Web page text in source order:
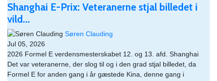
Shanghai E-Prix: Veteranerne stjal billedet i
vild...
Søren Clauding
Jul 05, 2026
2026 Formel E verdensmesterskabet 12. og 13. afd. Shanghai
Det var veteranerne, der slog til og i den grad stjal billedet, da
Formel E for anden gang i år gæstede Kina, denne gang i